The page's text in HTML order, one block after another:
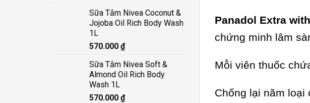
Sữa Tắm Nivea Coconut &
Jojoba Oil Rich Body Wash
1L
570.000 ₫
Sữa Tắm Nivea Soft &
Almond Oil Rich Body
Wash 1L
570.000 ₫
Panadol Extra
chứng minh lâm
Mỗi viên thuốc
Chống lại năm